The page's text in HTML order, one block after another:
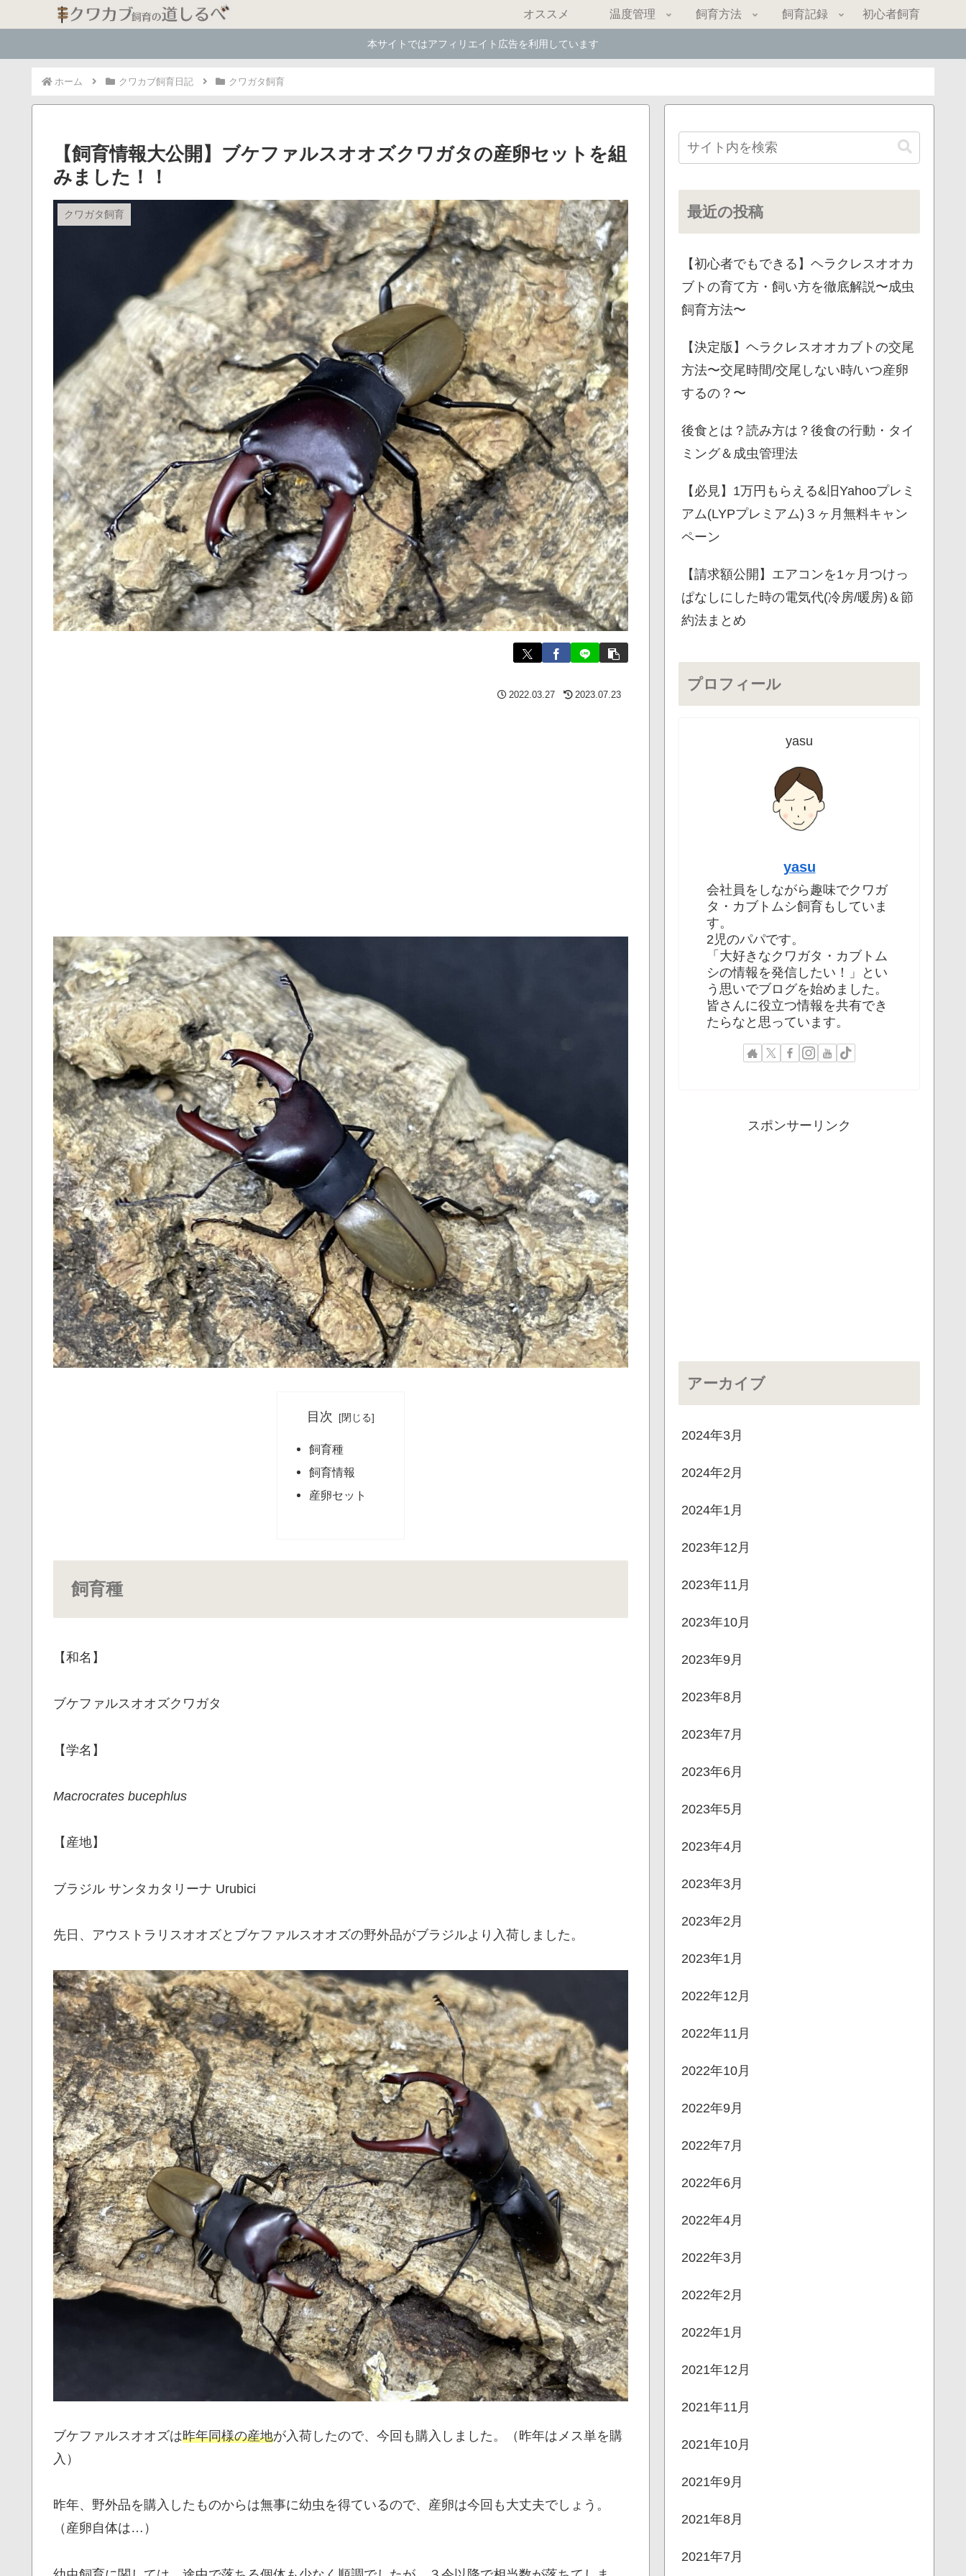
オススメ 温度管理 飼育方法 飼育記録 初心者飼育
本サイトではアフィリエイト広告を利用しています
ホーム クワカブ飼育日記 クワガタ飼育
【飼育情報大公開】ブケファルスオオズクワガタの産卵セットを組
みました！！
クワガタ飼育
2022.03.27 2023.07.23
目次
飼育種
飼育情報
産卵セット
飼育種
【和名】
ブケファルスオオズクワガタ
【学名】
Macrocrates bucephlus
【産地】
ブラジル サンタカタリーナ Urubici
先日、アウストラリスオオズとブケファルスオオズの野外品がブラジルより入荷しました。
ブケファルスオオズは昨年同様の産地が入荷したので、今回も購入しました。（昨年はメス単を購
入）
昨年、野外品を購入したものからは無事に幼虫を得ているので、産卵は今回も大丈夫でしょう。
（産卵自体は…）
最近の投稿
【初心者でもできる】ヘラクレスオオカ
ブトの育て方・飼い方を徹底解説〜成虫
飼育方法〜
【決定版】ヘラクレスオオカブトの交尾
方法〜交尾時間/交尾しない時/いつ産卵
するの？〜
後食とは？読み方は？後食の行動・タイ
ミング＆成虫管理法
【必見】1万円もらえる&旧Yahooプレミ
アム(LYPプレミアム)３ヶ月無料キャン
ペーン
【請求額公開】エアコンを1ヶ月つけっ
ぱなしにした時の電気代(冷房/暖房)＆節
約法まとめ
プロフィール
yasu
yasu
会社員をしながら趣味でクワガ
タ・カブトムシ飼育もしていま
す。
2児のパパです。
「大好きなクワガタ・カブトム
シの情報を発信したい！」とい
う思いでブログを始めました。
皆さんに役立つ情報を共有でき
たらなと思っています。
スポンサーリンク
アーカイブ
2024年3月
2024年2月
2024年1月
2023年12月
2023年11月
2023年10月
2023年9月
2023年8月
2023年7月
2023年6月
2023年5月
2023年4月
2023年3月
2023年2月
2023年1月
2022年12月
2022年11月
2022年10月
2022年9月
2022年7月
2022年6月
2022年4月
2022年3月
2022年2月
2022年1月
2021年12月
2021年11月
2021年10月
2021年9月
2021年8月
2021年7月